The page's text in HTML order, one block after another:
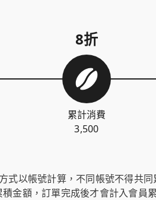
8折
累計消費
3,500
式以帳號計算，不同帳號不得共同
金額，訂單完成後才會計入會員